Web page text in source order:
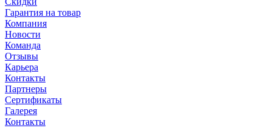
Гарантия на товар
Компания
Новости
Команда
Отзывы
Карьера
Контакты
Партнеры
Сертификаты
Галерея
Контакты